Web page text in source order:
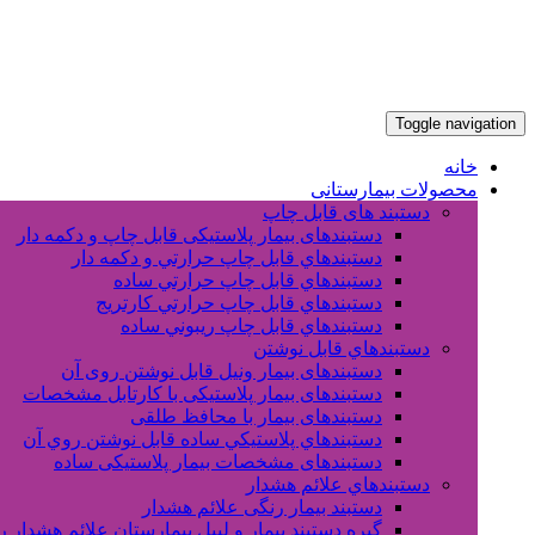
Toggle navigation
خانه
محصولات بیمارستانی
دستبند های قابل چاپ
دستبندهای بیمار پلاستیکی قابل چاپ و دکمه دار
دستبندهاي قابل چاپ حرارتي و دکمه دار
دستبندهاي قابل چاپ حرارتي ساده
دستبندهاي قابل چاپ حرارتي کارتريج
دستبندهاي قابل چاپ ريبوني ساده
دستبندهاي قابل نوشتن
دستبندهای بیمار ونیل قابل نوشتن روی آن
دستبندهای بیمار پلاستیکی با کارتابل مشخصات
دستبندهای بیمار با محافظ طلقی
دستبندهاي پلاستيکي ساده قابل نوشتن روي آن
دستبندهای مشخصات بیمار پلاستیکی ساده
دستبندهاي علائم هشدار
دستبند بیمار رنگی علائم هشدار
گیره دستبند بیمار و لیبل بیمارستان علائم هشدار